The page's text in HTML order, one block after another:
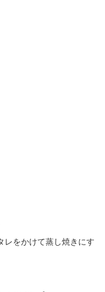
レをかけて蒸し焼きにす